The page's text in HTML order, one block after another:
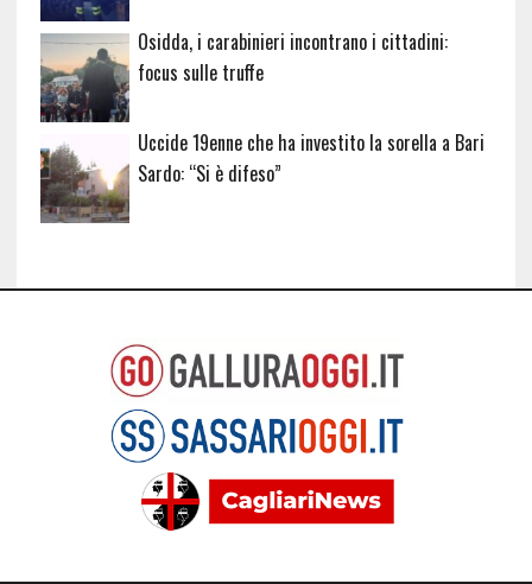
Osidda, i carabinieri incontrano i cittadini:
focus sulle truffe
Uccide 19enne che ha investito la sorella a Bari
Sardo: “Si è difeso”